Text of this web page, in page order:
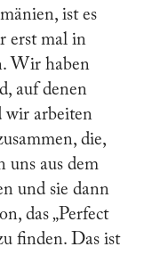
ist es
erst mal in
Wir haben
auf denen
wir arbeiten
die,
uns aus dem
und sie dann
das „Perfect
finden. Das ist